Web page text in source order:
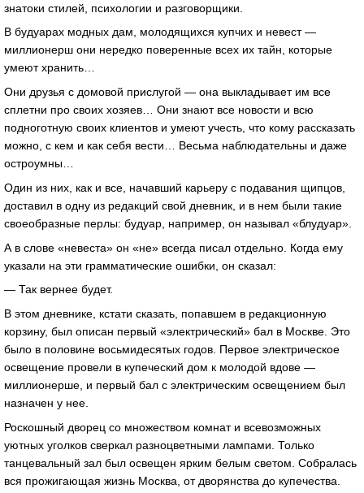
знатоки стилей, психологии и разговорщики.
В будуарах модных дам, молодящихся купчих и невест —
миллионерш они нередко поверенные всех их тайн, которые
умеют хранить…
Они друзья с домовой прислугой — она выкладывает им все
сплетни про своих хозяев… Они знают все новости и всю
подноготную своих клиентов и умеют учесть, что кому рассказать
можно, с кем и как себя вести… Весьма наблюдательны и даже
остроумны…
Один из них, как и все, начавший карьеру с подавания щипцов,
доставил в одну из редакций свой дневник, и в нем были такие
своеобразные перлы: будуар, например, он называл «блудуар».
А в слове «невеста» он «не» всегда писал отдельно. Когда ему
указали на эти грамматические ошибки, он сказал:
— Так вернее будет.
В этом дневнике, кстати сказать, попавшем в редакционную
корзину, был описан первый «электрический» бал в Москве. Это
было в половине восьмидесятых годов. Первое электрическое
освещение провели в купеческий дом к молодой вдове —
миллионерше, и первый бал с электрическим освещением был
назначен у нее.
Роскошный дворец со множеством комнат и всевозможных
уютных уголков сверкал разноцветными лампами. Только
танцевальный зал был освещен ярким белым светом. Собралась
вся прожигающая жизнь Москва, от дворянства до купечества.